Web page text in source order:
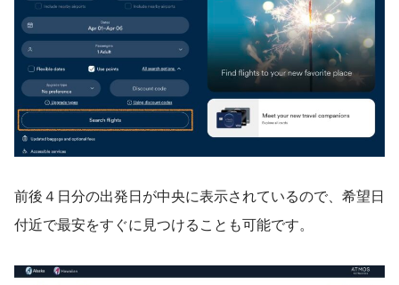
前後４日分の出発日が中央に表示されているので、希望日
付近で最安をすぐに見つけることも可能です。